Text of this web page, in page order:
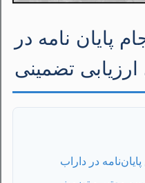
پایان نامه در
تضمینی